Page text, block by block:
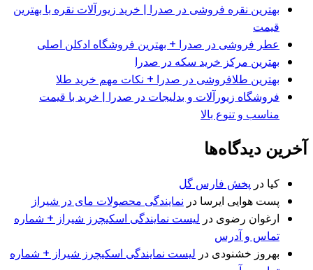
بهترین نقره فروشی در صدرا | خرید زیورآلات نقره با بهترین
قیمت
عطر فروشی در صدرا + بهترین فروشگاه ادکلن اصلی
بهترین مرکز خرید سکه در صدرا
بهترین طلافروشی در صدرا + نکات مهم خرید طلا
فروشگاه زیورآلات و بدلیجات در صدرا | خرید با قیمت
مناسب و تنوع بالا
آخرین دیدگاه‌ها
کیا در پخش فارس گل
پست هوایی ایرسا در نمایندگی محصولات مای در شیراز
ارغوان رضوی در لیست نمایندگی اسکیچرز شیراز + شماره
تماس و آدرس
بهروز خشنودی در لیست نمایندگی اسکیچرز شیراز + شماره